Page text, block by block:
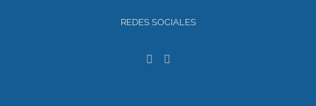
REDES SOCIALES